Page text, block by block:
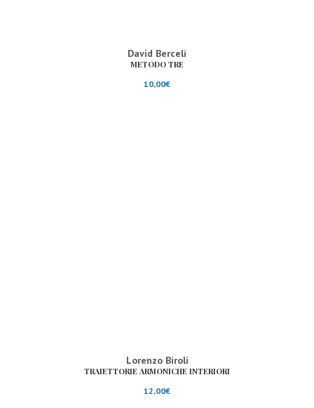
David Berceli
METODO TRE
10,00€
Lorenzo Biroli
TRAIETTORIE ARMONICHE INTERIORI
12,00€